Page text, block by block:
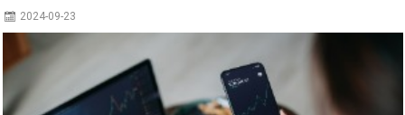
2024-09-23